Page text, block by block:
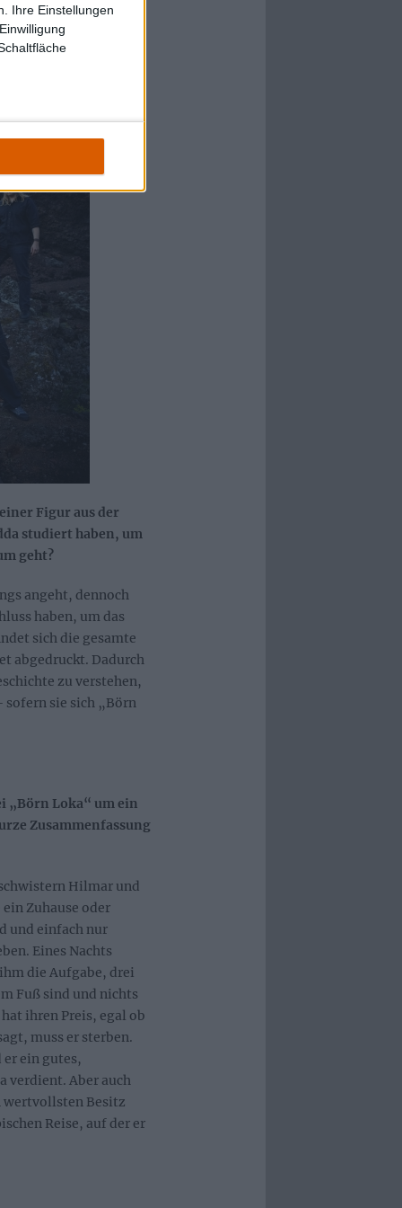
Ihre Einstellungen
Figur aus der
studiert haben, um
geht?
angeht, dennoch
haben, um das
sich die gesamte
abgedruckt. Dadurch
zu verstehen,
sie sich „Börn
„Börn Loka“ um ein
Zusammenfassung
Hilmar und
Zuhause oder
und einfach nur
Eines Nachts
die Aufgabe, drei
Fuß sind und nichts
ihren Preis, egal ob
muss er sterben.
ein gutes,
verdient. Aber auch
wertvollsten Besitz
Reise, auf der er